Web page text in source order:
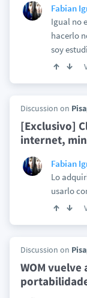
Fabian
Igual no
hacerlo
soy
Discussion on
[Exclusivo]
internet,
Fabian
Lo
usarlo
Discussion on
WOM